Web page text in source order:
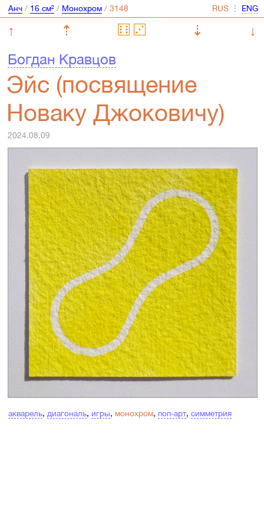
Анч/ 16 см²/ Монохром/ ⋮
↑ ⇡ ⇣
↓
Богдан Кравцов
Эйс (посвящение
Новаку Джоковичу)
2024.08.09
акварель, диагональ, игры, монохром, поп-арт, симметрия